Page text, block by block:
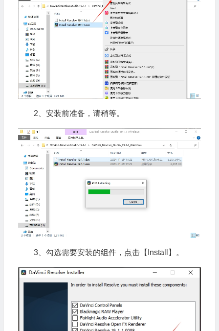
2、安装前准备，请稍等。
3、勾选需要安装的组件，点击【Install】。